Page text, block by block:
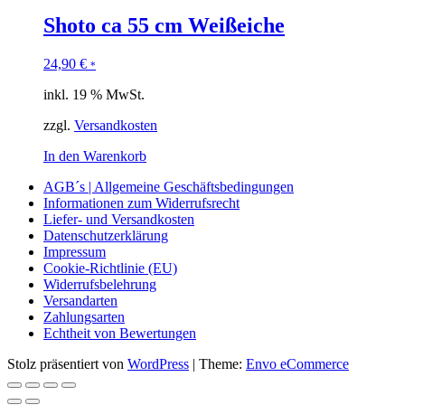
Shoto ca 55 cm Weißeiche
24,90 € *
inkl. 19 % MwSt.
zzgl. Versandkosten
In den Warenkorb
AGB´s | Allgemeine Geschäftsbedingungen
Informationen zum Widerrufsrecht
Liefer- und Versandkosten
Datenschutzerklärung
Impressum
Cookie-Richtlinie (EU)
Widerrufsbelehrung
Versandarten
Zahlungsarten
Echtheit von Bewertungen
Stolz präsentiert von WordPress | Theme: Envo eCommerce